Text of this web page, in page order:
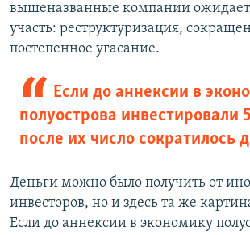
вышеназванные компании ожидает
участь: реструктуризация,
постепенное угасание.
Если до аннексии в
полуострова инвестировали
после их число сократилось
Деньги можно было получить от
инвесторов, но и здесь та же
Если до аннексии в экономику